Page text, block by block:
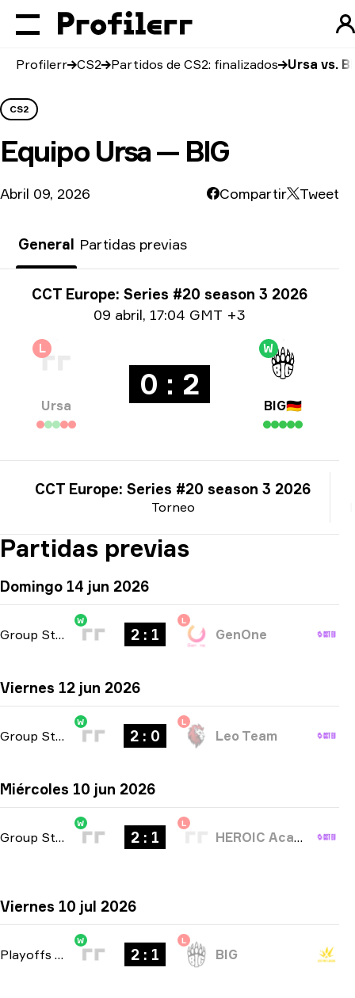
Profilerr CS2 Partidos de CS2: finalizados Ursa vs.
CS2
Equipo Ursa — BIG
Abril 09, 2026 Compartir Tweet
General Partidas previas
Información del torneo
CCT Europe: Series #20 season 3 2026
Información de la fecha
09 abril, 17:04 GMT +3
L
Ursa
0 : 2
W
BIG🇩🇪
Torneo
CCT Europe: Series #20 season 3 2026
Partidas previas
Domingo 14 jun 2026
Group Stage -bo3
W
2 : 1
L
GenOne
Viernes 12 jun 2026
Group Stage -bo3
W
2 : 0
L
Leo Team
Miércoles 10 jun 2026
Group Stage -bo3
W
2 : 1
L
HEROIC Academy
Viernes 10 jul 2026
Playoffs bo3
W
2 : 1
L
BIG